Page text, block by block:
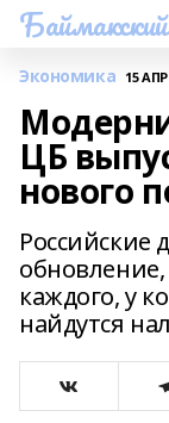
Экономика 15
ЦБ
нового
Российские
обновление,
каждого, у
найдутся